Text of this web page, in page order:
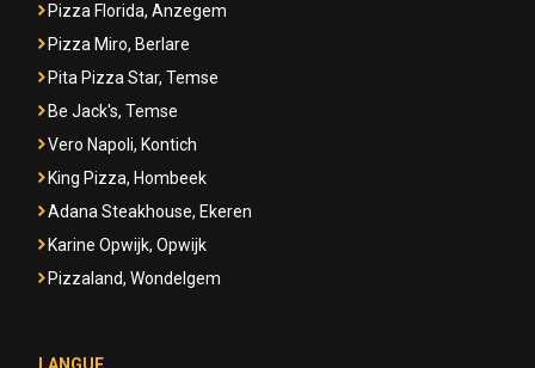
Pizza Florida, Anzegem
Pizza Miro, Berlare
Pita Pizza Star, Temse
Be Jack's, Temse
Vero Napoli, Kontich
King Pizza, Hombeek
Adana Steakhouse, Ekeren
Karine Opwijk, Opwijk
Pizzaland, Wondelgem